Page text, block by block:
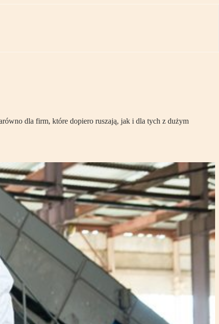
dla firm, które dopiero ruszają, jak i dla tych z dużym